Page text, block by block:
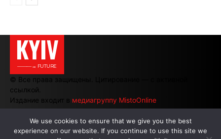
KYIV
———→ FUTURE
© Все права защищены. Цитирование — с активной
ссылкой.
Издание входит в медиагруппу MistoOnline
АВТОРЫ | РЕКЛАМА НА САЙТЕ
We use cookies to ensure that we give you the best
experience on our website. If you continue to use this site we